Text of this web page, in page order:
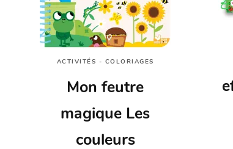
ACTIVITÉS - COLORIAGES
Mon feutre
magique Les
couleurs